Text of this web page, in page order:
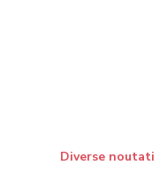
Diverse noutati